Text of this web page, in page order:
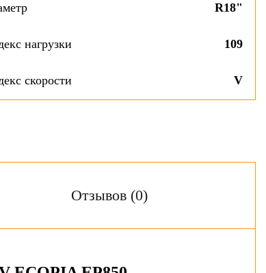
R18"
нагрузки 109
скорости V
Отзывов (0)